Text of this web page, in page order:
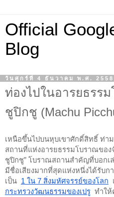
Official
Blog
วันศุกร์ที่ 4 ธันวาคม พ.ศ. 2558
ท่องไปในอารยธรร
ชูปิกชู (Machu
เหนือขึ้นไปบนหุบเขาศักดิ์สิทธิ์ ท่า
สถานที่แห่งอารยธรรมโบราณขอ
ชูปิกชู” โบราณสถานสำคัญที่บอก
มีชื่อเสียงมากที่สุดแห่งหนึ่งได้รับก
เป็น 1 ใน 7 สิ่งมหัศจรรย์ของโลก
กระทรวงวัฒนธรรมของเปรู ทำให้